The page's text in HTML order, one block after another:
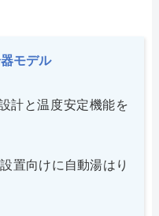
モデル
計と温度安定機能を
置向けに自動湯はり